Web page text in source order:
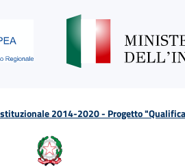
2014-2020 - Progetto